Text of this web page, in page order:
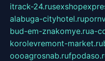
itrack-24.ru
alabuga-cityhotel.ru
bud-em-znakomye.rua-
korolevremont-market.ru
oooagrosnab.ru